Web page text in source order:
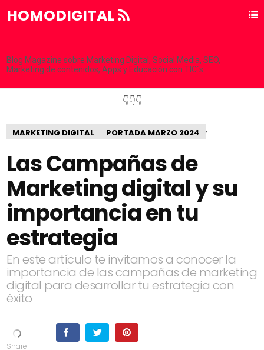
HOMODIGITAL
Blog Magazine sobre Marketing Digital, Social Media, SEO,
Marketing de contenidos, Apps y Educación con TIC´s
👇👇👇
MARKETING DIGITAL ,
PORTADA MARZO 2024
Las Campañas de
Marketing digital y su
importancia en tu
estrategia
En este artículo te invitamos a conocer la
importancia de las campañas de marketing
digital para desarrollar tu estrategia con
éxito